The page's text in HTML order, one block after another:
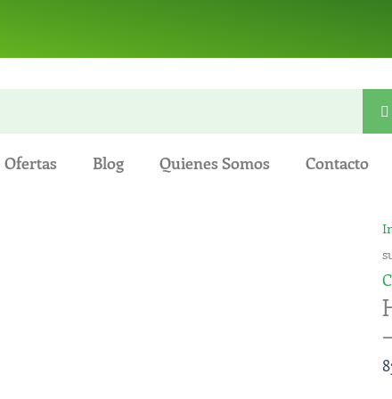
Ofertas Blog Quienes Somos Contacto